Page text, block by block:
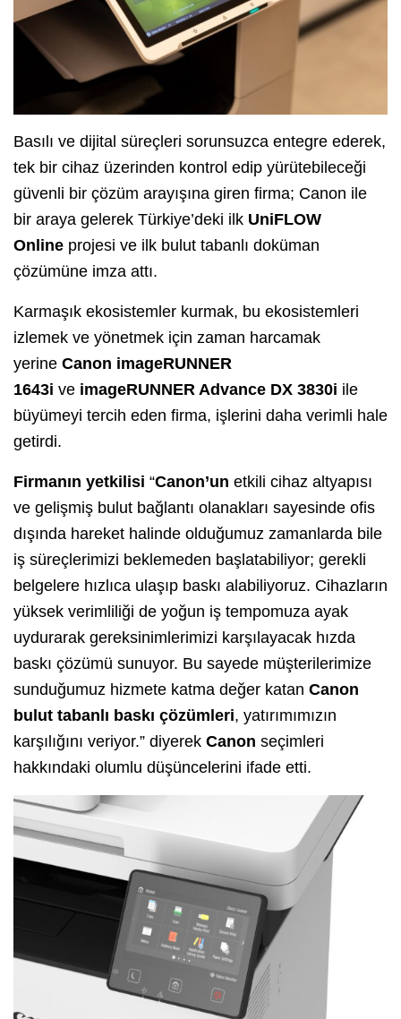
Basılı ve dijital süreçleri sorunsuzca entegre ederek,
tek bir cihaz üzerinden kontrol edip yürütebileceği
güvenli bir çözüm arayışına giren firma; Canon ile
bir araya gelerek Türkiye’deki ilk UniFLOW
Online projesi ve ilk bulut tabanlı doküman
çözümüne imza attı.
Karmaşık ekosistemler kurmak, bu ekosistemleri
izlemek ve yönetmek için zaman harcamak
yerine Canon imageRUNNER
1643i ve imageRUNNER Advance DX 3830i ile
büyümeyi tercih eden firma, işlerini daha verimli hale
getirdi.
Firmanın yetkilisi “Canon’un etkili cihaz altyapısı
ve gelişmiş bulut bağlantı olanakları sayesinde ofis
dışında hareket halinde olduğumuz zamanlarda bile
iş süreçlerimizi beklemeden başlatabiliyor; gerekli
belgelere hızlıca ulaşıp baskı alabiliyoruz. Cihazların
yüksek verimliliği de yoğun iş tempomuza ayak
uydurarak gereksinimlerimizi karşılayacak hızda
baskı çözümü sunuyor. Bu sayede müşterilerimize
sunduğumuz hizmete katma değer katan Canon
bulut tabanlı baskı çözümleri, yatırımımızın
karşılığını veriyor.” diyerek Canon seçimleri
hakkındaki olumlu düşüncelerini ifade etti.